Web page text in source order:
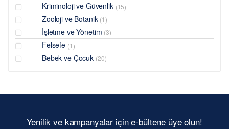
Kriminoloji ve Güvenlik (15)
Zooloji ve Botanik (1)
İşletme ve Yönetim (3)
Felsefe (1)
Bebek ve Çocuk (20)
Yenilik ve kampanyalar için e-bültene üye olun!